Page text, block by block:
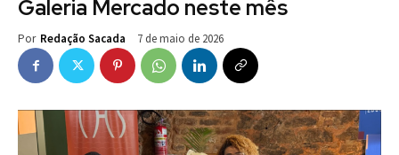
Galeria Mercado neste mês
Por Redação Sacada 7 de maio de 2026